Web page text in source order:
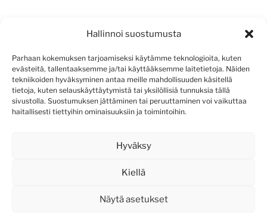
Hallinnoi suostumusta
Parhaan kokemuksen tarjoamiseksi käytämme teknologioita, kuten
evästeitä, tallentaaksemme ja/tai käyttääksemme laitetietoja. Näiden
tekniikoiden hyväksyminen antaa meille mahdollisuuden käsitellä
tietoja, kuten selauskäyttäytymistä tai yksilöllisiä tunnuksia tällä
sivustolla. Suostumuksen jättäminen tai peruuttaminen voi vaikuttaa
haitallisesti tiettyihin ominaisuuksiin ja toimintoihin.
Hyväksy
Kiellä
Näytä asetukset
Sisältösyöte
Kommenttisyöte